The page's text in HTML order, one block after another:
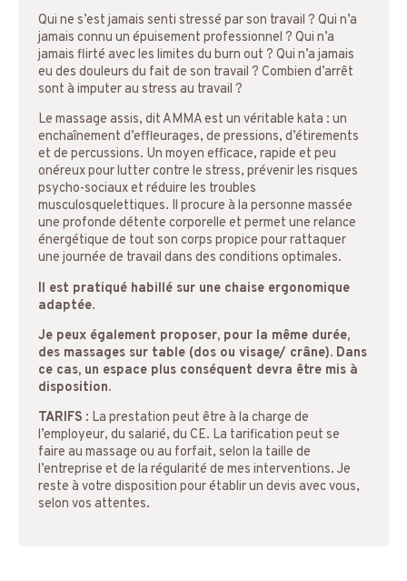
Qui ne s’est jamais senti stressé par son travail ? Qui n’a
jamais connu un épuisement professionnel ? Qui n’a
jamais flirté avec les limites du burn out ? Qui n’a jamais
eu des douleurs du fait de son travail ? Combien d’arrêt
sont à imputer au stress au travail ?
Le massage assis, dit AMMA est un véritable kata : un
enchaînement d’effleurages, de pressions, d’étirements
et de percussions. Un moyen efficace, rapide et peu
onéreux pour lutter contre le stress, prévenir les risques
psycho-sociaux et réduire les troubles
musculosquelettiques. Il procure à la personne massée
une profonde détente corporelle et permet une relance
énergétique de tout son corps propice pour rattaquer
une journée de travail dans des conditions optimales.
Il est pratiqué habillé sur une chaise ergonomique
adaptée.
Je peux également proposer, pour la même durée,
des massages sur table (dos ou visage/ crâne). Dans
ce cas, un espace plus conséquent devra être mis à
disposition.
TARIFS : La prestation peut être à la charge de
l’employeur, du salarié, du CE. La tarification peut se
faire au massage ou au forfait, selon la taille de
l’entreprise et de la régularité de mes interventions. Je
reste à votre disposition pour établir un devis avec vous,
selon vos attentes.